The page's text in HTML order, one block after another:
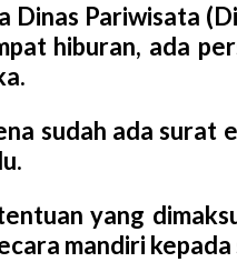
Dinas Pariwisata
hiburan, ada
sudah ada
yang
mandiri